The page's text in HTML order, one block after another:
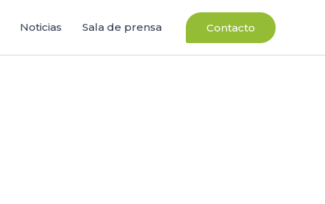
Noticias Sala de prensa Contacto